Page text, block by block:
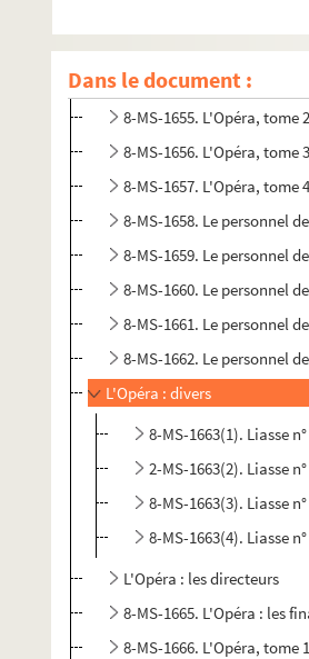
Dans le document :
L'Opéra
8-MS-1654. L'Opéra, tome 1
8-MS-1655. L'Opéra, tome
8-MS-1656. L'Opéra, tome 3
8-MS-1657. L'Opéra,
8-MS-1658. Le personnel
8-MS-1659. Le personnel
8-MS-1660. Le personnel
8-MS-1661. Le personnel
8-MS-1662. Le personnel
L'Opéra : divers
8-MS-1663(1). Liasse
2-MS-1663(2). Liasse n°
8-MS-1663(3). Liasse n°
8-MS-1663(4). Liasse n°
L'Opéra : les directeurs
8-MS-1665. L'Opéra : les
8-MS-1666. L'Opéra, tome 1